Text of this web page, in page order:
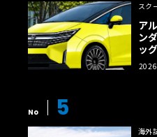
スク
ア
ン
ッ
超
No 5
海外